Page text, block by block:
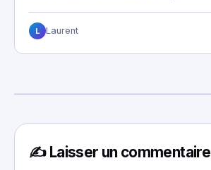
L Laurent
✍️ Laisser un commentaire